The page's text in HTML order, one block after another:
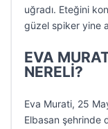
uğradı. Eteğini
güzel spiker yine
EVA
NERELİ?
Eva Murati, 25
Elbasan şehrinde